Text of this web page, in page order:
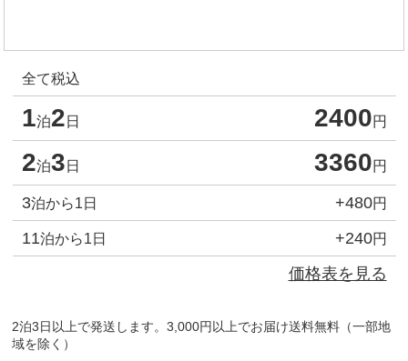
全て税込
1泊2 日 2400円
2泊3 日 3360円
3泊から1日 +480円
11泊から1日 +240円
価格表を見る
2泊3日以上で発送します。3,000円以上でお届け送料無料（一部地
域を除く）